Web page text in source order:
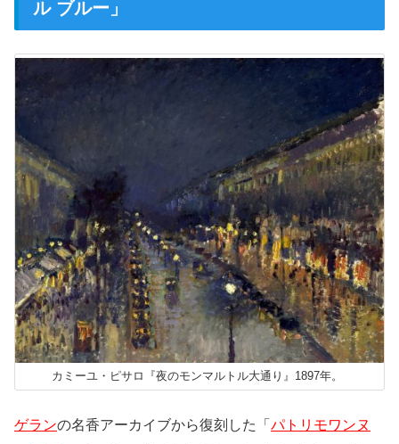
ル ブルー」
カミーユ・ピサロ『夜のモンマルトル大通り』1897年。
ゲランの名香アーカイブから復刻した「 パトリモワンヌ